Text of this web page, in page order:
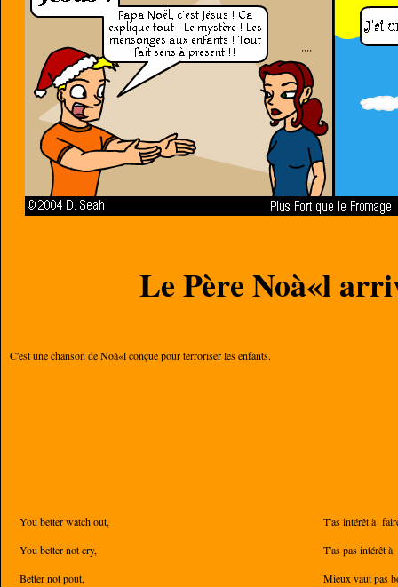
Le Père Noà«l
C'est une chanson de Noà«l conçue pour terroriser les enfants.
You better watch out,
You better not cry,
Better not pout,
T'as intérêt à
T'as pas intérêt
Mieux vaut pas